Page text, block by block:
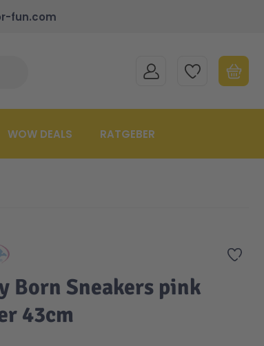
fun.com
MEIN KONTOMEINE WUNSCHLISTE
WOW DEALS RATGEBER
Zur
Born Sneakers pink
43cm